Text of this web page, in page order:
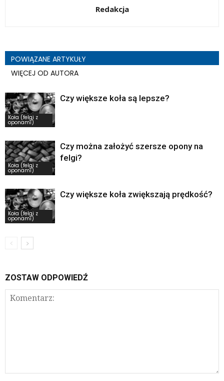
Redakcja
POWIĄZANE ARTYKUŁY
WIĘCEJ OD AUTORA
Koła (felgi z
oponami)
Czy większe koła są lepsze?
Koła (felgi z
oponami)
Czy można założyć szersze opony na
felgi?
Koła (felgi z
oponami)
Czy większe koła zwiększają prędkość?
ZOSTAW ODPOWIEDŹ